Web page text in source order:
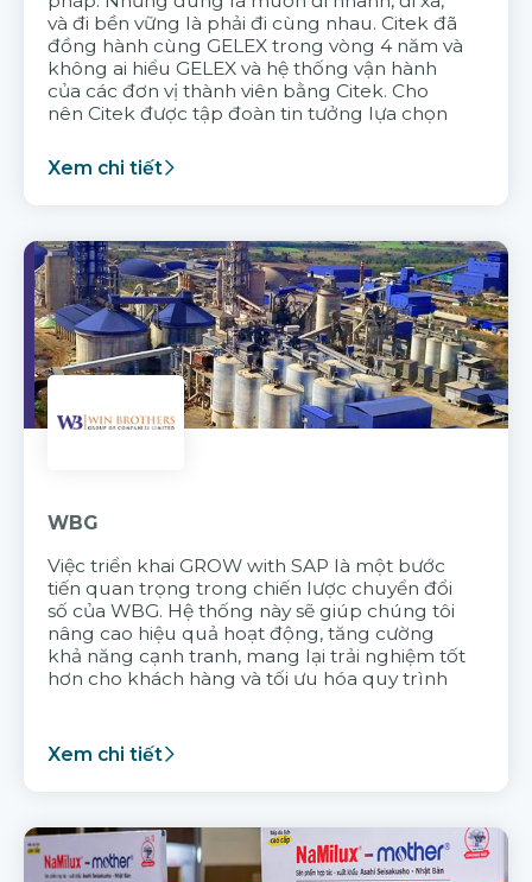
và đi bền vững là phải đi cùng nhau. Citek đã
đồng hành cùng GELEX trong vòng 4 năm và
không ai hiểu GELEX và hệ thống vận hành
của các đơn vị thành viên bằng Citek. Cho
nên Citek được tập đoàn tin tưởng lựa chọn
Xem chi tiết
WBG
Việc triển khai GROW with SAP là một bước
tiến quan trọng trong chiến lược chuyển đổi
số của WBG. Hệ thống này sẽ giúp chúng tôi
nâng cao hiệu quả hoạt động, tăng cường
khả năng cạnh tranh, mang lại trải nghiệm tốt
hơn cho khách hàng và tối ưu hóa quy trình
Xem chi tiết